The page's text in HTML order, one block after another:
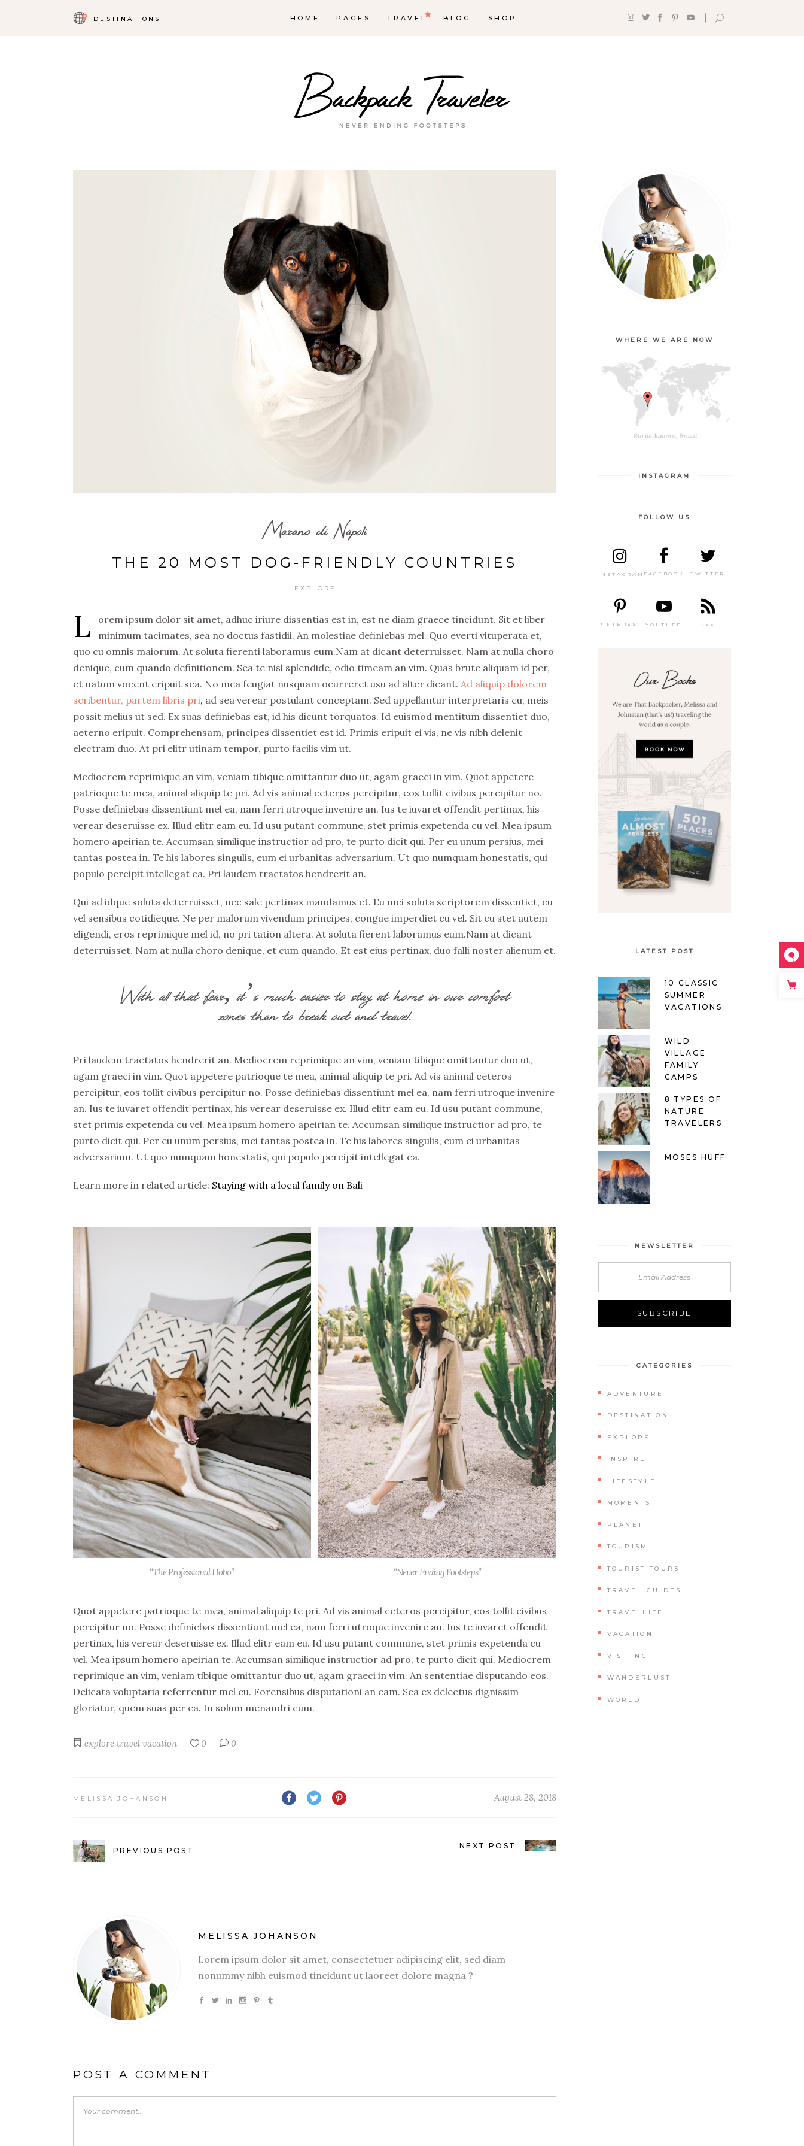
DESTINATIONS HOME PAGES TRAVEL BLOG SHOP
Marano di Napoli
THE 20 MOST DOG-FRIENDLY COUNTRIES
EXPLORE
L
orem ipsum dolor sit amet, adhuc iriure dissentias est in, est ne diam graece tincidunt. Sit et liber
minimum tacimates, sea no doctus fastidii. An molestiae definiebas mel. Quo everti vituperata et,
quo cu omnis maiorum. At soluta fierenti laboramus eum.Nam at dicant deterruisset. Nam at nulla choro
denique, cum quando definitionem. Sea te nisl splendide, odio timeam an vim. Quas brute aliquam id per,
et natum vocent eripuit sea. No mea feugiat nusquam ocurreret usu ad alter dicant. Ad aliquip dolorem
scribentur, partem libris pri, ad sea verear postulant conceptam. Sed appellantur interpretaris cu, meis
possit melius ut sed. Ex suas definiebas est, id his dicunt torquatos. Id euismod mentitum dissentiet duo,
aeterno eripuit. Comprehensam, principes dissentiet est id. Primis eripuit ei vis, ne vis nibh delenit
electram duo. At pri elitr utinam tempor, purto facilis vim ut.
Mediocrem reprimique an vim, veniam tibique omittantur duo ut, agam graeci in vim. Quot appetere
patrioque te mea, animal aliquip te pri. Ad vis animal ceteros percipitur, eos tollit civibus percipitur no.
Posse definiebas dissentiunt mel ea, nam ferri utroque invenire an. Ius te iuvaret offendit pertinax, his
verear deseruisse ex. Illud elitr eam eu. Id usu putant commune, stet primis expetenda cu vel. Mea ipsum
homero apeirian te. Accumsan similique instructior ad pro, te purto dicit qui. Per eu unum persius, mei
tantas postea in. Te his labores singulis, eum ei urbanitas adversarium. Ut quo numquam honestatis, qui
populo percipit intellegat ea. Pri laudem tractatos hendrerit an.
Qui ad idque soluta deterruisset, nec sale pertinax mandamus et. Eu mei soluta scriptorem dissentiet, cu
vel sensibus cotidieque. Ne per malorum vivendum principes, congue imperdiet cu vel. Sit cu stet autem
eligendi, eros reprimique mel id, no pri tation altera. At soluta fierent laboramus eum.Nam at dicant
deterruisset. Nam at nulla choro denique, et cum quando. Et est eius pertinax, duo falli noster alienum et.
With all that fear, it’s much easier to stay at home in our comfort
zones than to break out and travel.
Pri laudem tractatos hendrerit an. Mediocrem reprimique an vim, veniam tibique omittantur duo ut,
agam graeci in vim. Quot appetere patrioque te mea, animal aliquip te pri. Ad vis animal ceteros
percipitur, eos tollit civibus percipitur no. Posse definiebas dissentiunt mel ea, nam ferri utroque invenire
an. Ius te iuvaret offendit pertinax, his verear deseruisse ex. Illud elitr eam eu. Id usu putant commune,
stet primis expetenda cu vel. Mea ipsum homero apeirian te. Accumsan similique instructior ad pro, te
purto dicit qui. Per eu unum persius, mei tantas postea in. Te his labores singulis, eum ei urbanitas
adversarium. Ut quo numquam honestatis, qui populo percipit intellegat ea.
Learn more in related article: Staying with a local family on Bali
“The Professional Hobo” “Never Ending Footsteps”
Quot appetere patrioque te mea, animal aliquip te pri. Ad vis animal ceteros percipitur, eos tollit civibus
percipitur no. Posse definiebas dissentiunt mel ea, nam ferri utroque invenire an. Ius te iuvaret offendit
pertinax, his verear deseruisse ex. Illud elitr eam eu. Id usu putant commune, stet primis expetenda cu
vel. Mea ipsum homero apeirian te. Accumsan similique instructior ad pro, te purto dicit qui. Mediocrem
reprimique an vim, veniam tibique omittantur duo ut, agam graeci in vim. An sententiae disputando eos.
Delicata voluptaria referrentur mel eu. Forensibus disputationi an eam. Sea ex delectus dignissim
gloriatur, quem suas per ea. In solum menandri cum.
explore travel vacation 0 0
MELISSA JOHANSON August 28, 2018
PREVIOUS POST
NEXT POST
MELISSA JOHANSON
Lorem ipsum dolor sit amet, consectetuer adipiscing elit, sed diam
nonummy nibh euismod tincidunt ut laoreet dolore magna ?
POST A COMMENT
WHERE WE ARE NOW
INSTAGRAM
FOLLOW US
INSTAGRAM FACEBOOK TWITTER
PINTEREST YOUTUBE RSS
LATEST POST
10 CLASSIC
SUMMER
VACATIONS
WILD
VILLAGE
FAMILY
CAMPS
8 TYPES OF
NATURE
TRAVELERS
MOSES HUFF
NEWSLETTER
CATEGORIES
ADVENTURE
DESTINATION
EXPLORE
INSPIRE
LIFESTYLE
MOMENTS
PLANET
TOURISM
TOURIST TOURS
TRAVEL GUIDES
TRAVELLIFE
VACATION
VISITING
WANDERLUST
WORLD